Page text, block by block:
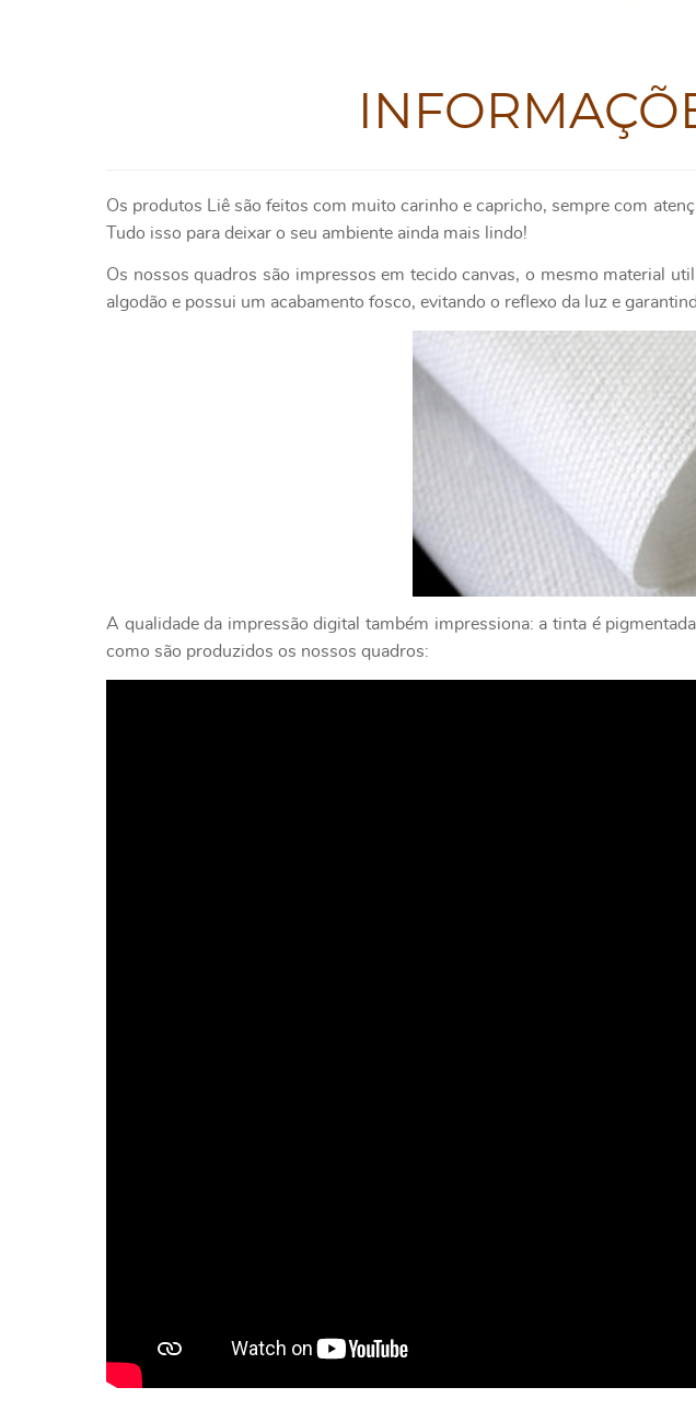
Os produtos Liê são feitos com muito carinho e capricho, sempre com
Tudo isso para deixar o seu ambiente ainda mais lindo!
Os nossos quadros são impressos em tecido canvas, o mesmo material
algodão e possui um acabamento fosco, evitando o reflexo da luz e
A qualidade da impressão digital também impressiona: a tinta é
como são produzidos os nossos quadros: